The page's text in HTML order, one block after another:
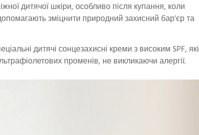
дитячої шкіри, особливо після купання, коли
зміцнити природний захисний бар’єр та
дитячі сонцезахисні креми з високим SPF, які
променів, не викликаючи алергії.